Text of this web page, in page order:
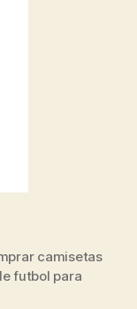
camisetas
futbol para